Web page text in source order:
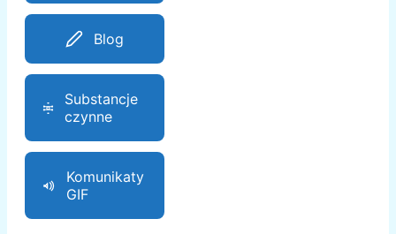
Blog
Substancje
czynne
Komunikaty
GIF